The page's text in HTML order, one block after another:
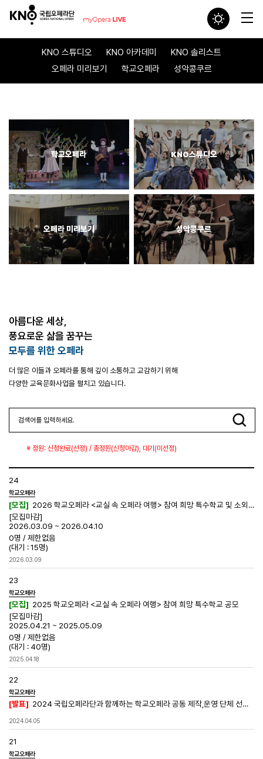
KNO 스튜디오 KNO 아카데미
KNO 솔리스트
오페라 미리보기
학교오페라 성악콩쿠르
학교오페라 KNO스튜디오
오페라 미리보기 성악콩쿠르
아름다운 세상,
풍요로운 삶을 꿈꾸는
모두를 위한 오페라
더 많은 이들과 오페라를 통해 깊이 소통하고 교감하기 위해
다양한 교육문화사업을 펼치고 있습니다.
※ 정원: 신청완료(선정) / 총정원(신청마감), 대기(미선정)
24
학교오페라
[모집] 2026 학교오페라 <교실 속 오페라 여행> 참여 희망 특수학교 및 소외지역 학교 공모
[모집마감]
2026.03.09 ~ 2026.04.10
0명 /제한없음
(대기 : 15명)
2026.03.09
23
학교오페라
[모집] 2025 학교오페라 <교실 속 오페라 여행> 참여 희망 특수학교 공모
[모집마감]
2025.04.21 ~ 2025.05.09
0명 /제한없음
(대기 : 40명)
2025.04.18
22
학교오페라
[발표] 2024 국립오페라단과 함께하는 학교오페라 공동 제작,운영 단체 선정 결과
2024.04.05
21
학교오페라